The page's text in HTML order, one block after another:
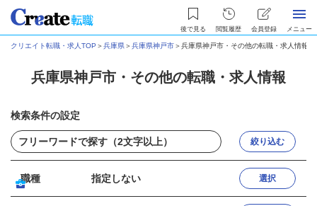
後で見る 閲覧履歴 会員登録 メニュー
クリエイト転職・求人TOP ＞兵庫県＞兵庫県神戸市＞兵庫県神戸市・その他の転職・求人情報
兵庫県神戸市・その他の転職・求人情報
検索条件の設定
絞り込む
職種 指定しない 選択